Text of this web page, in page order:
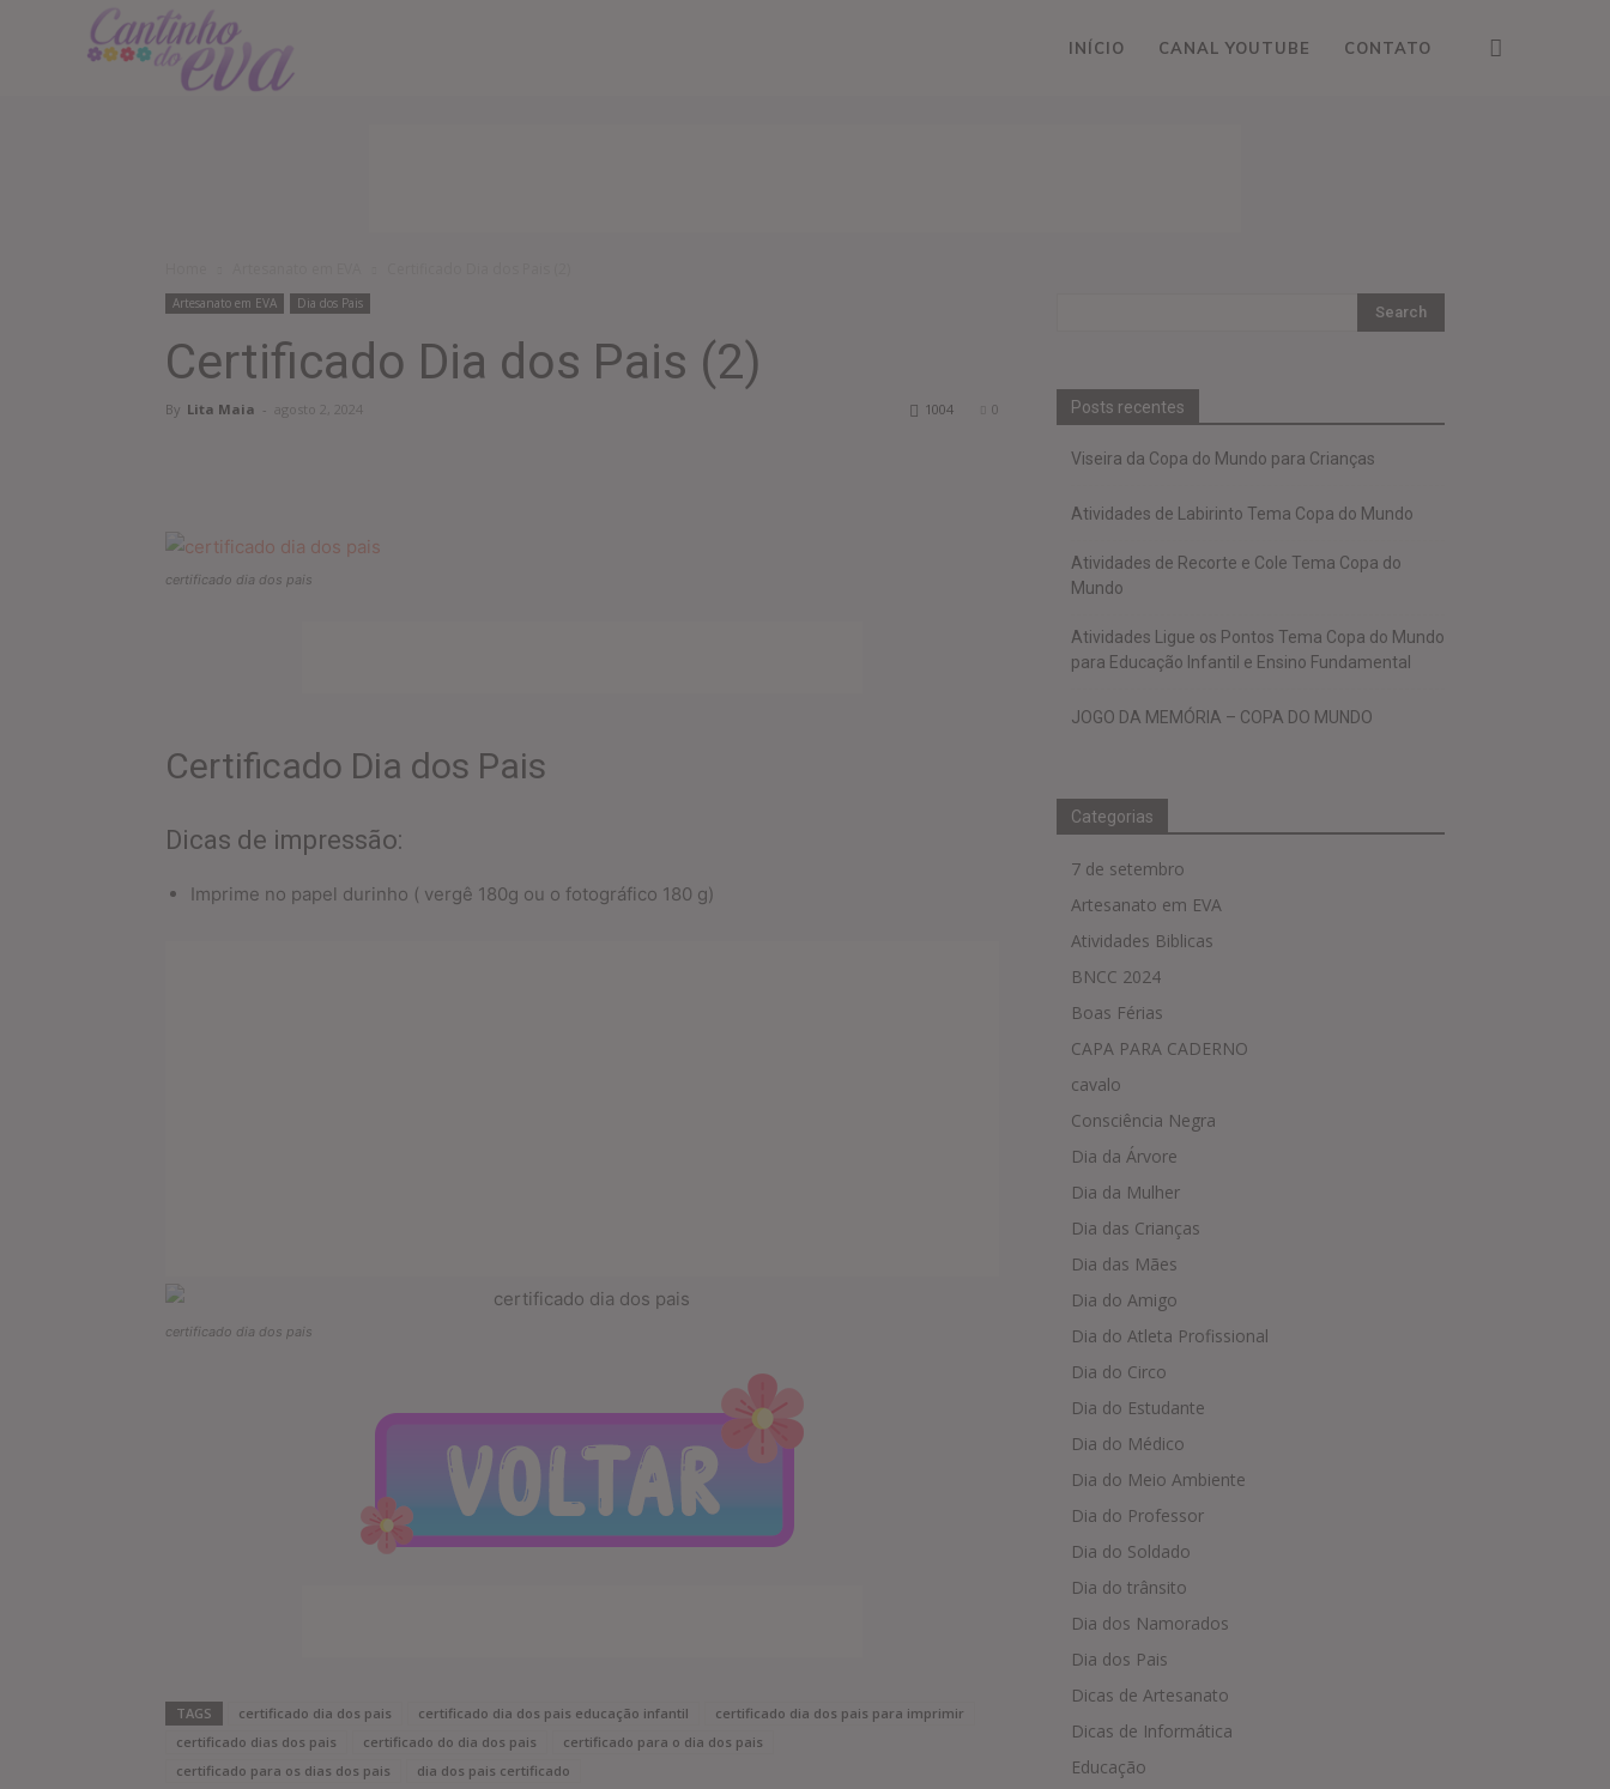
INÍCIO CANAL YOUTUBE CONTATO
Artesanato em EVA Dia dos Pais
Certificado Dia dos Pais (2)
By Lita Maia - agosto 2, 2024 0
1004
certificado dia dos pais
Certificado Dia dos Pais
Dicas de impressão:
Imprime no papel durinho ( vergê 180g ou o fotográfico 180 g)
certificado dia dos pais
TAGS certificado dia dos pais certificado dia dos pais educação infantil
certificado dia dos pais para imprimir
certificado dias dos pais
certificado do dia dos pais
certificado para o dia dos pais
certificado para os dias dos pais
dia dos pais certificado
Posts recentes
Viseira da Copa do Mundo para Crianças
Atividades de Labirinto Tema Copa do Mundo
Atividades de Recorte e Cole Tema Copa do
Mundo
Atividades Ligue os Pontos Tema Copa do Mundo
para Educação Infantil e Ensino Fundamental
JOGO DA MEMÓRIA – COPA DO MUNDO
Categorias
7 de setembro
Artesanato em EVA
Atividades Biblicas
BNCC 2024
Boas Férias
CAPA PARA CADERNO
cavalo
Consciência Negra
Dia da Árvore
Dia da Mulher
Dia das Crianças
Dia das Mães
Dia do Amigo
Dia do Atleta Profissional
Dia do Circo
Dia do Estudante
Dia do Médico
Dia do Meio Ambiente
Dia do Professor
Dia do Soldado
Dia do trânsito
Dia dos Namorados
Dia dos Pais
Dicas de Artesanato
Dicas de Informática
Educação